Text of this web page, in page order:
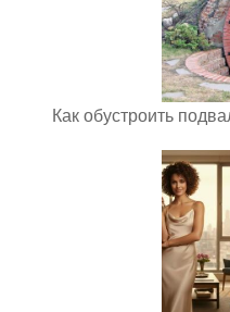
Как обустроить